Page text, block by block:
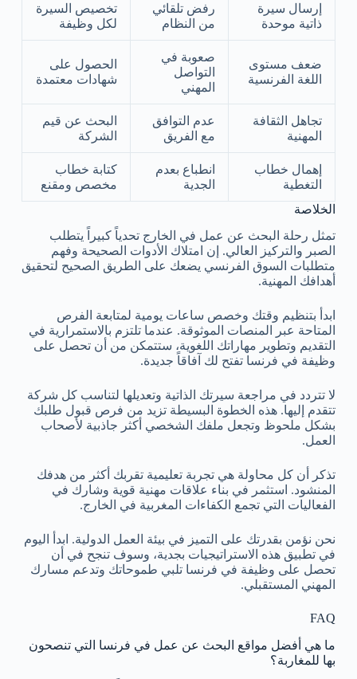
إرسال سيرة
ذاتية موحدة
رفض تلقائي
من النظام
تخصيص السيرة
لكل وظيفة
ضعف مستوى
اللغة الفرنسية
صعوبة في
التواصل
المهني
الحصول على
شهادات معتمدة
تجاهل الثقافة
المهنية
عدم التوافق
مع الفريق
البحث عن قيم
الشركة
إهمال خطاب
التغطية
انطباع بعدم
الجدية
كتابة خطاب
مخصص ومقنع
الخلاصة
تمثل رحلة البحث عن عمل في الخارج تحدياً كبيراً يتطلب
الصبر والتركيز العالي. إن امتلاك الأدوات الصحيحة وفهم
متطلبات السوق الفرنسي يضعك على الطريق الصحيح لتحقيق
أهدافك المهنية.
ابدأ بتنظيم وقتك وخصص ساعات يومية لمتابعة الفرص
المتاحة عبر المنصات الموثوقة. عندما تلتزم بالاستمرارية في
التقديم وتطوير مهاراتك اللغوية، ستتمكن من أن تحصل على
وظيفة في فرنسا تفتح لك آفاقاً جديدة.
لا تتردد في مراجعة سيرتك الذاتية وتعديلها لتناسب كل شركة
تتقدم إليها. هذه الخطوة البسيطة تزيد من فرص قبول طلبك
بشكل ملحوظ وتجعل ملفك الشخصي أكثر جاذبية لأصحاب
العمل.
تذكر أن كل محاولة هي تجربة تعليمية تقربك أكثر من هدفك
المنشود. استثمر في بناء علاقات مهنية قوية وشارك في
الفعاليات التي تجمع الكفاءات المغربية في الخارج.
نحن نؤمن بقدرتك على التميز في بيئة العمل الدولية. ابدأ اليوم
في تطبيق هذه الاستراتيجيات بجدية، وسوف تنجح في أن
تحصل على وظيفة في فرنسا تلبي طموحاتك وتدعم مسارك
المهني المستقبلي.
FAQ
ما هي أفضل مواقع البحث عن عمل في فرنسا التي تنصحون
بها للمغاربة؟